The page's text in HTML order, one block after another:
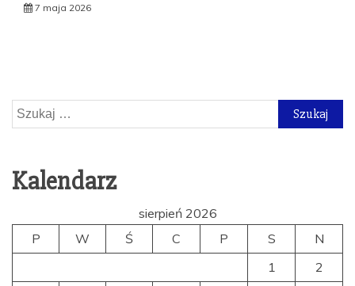
7 maja 2026
Szukaj:
Kalendarz
sierpień 2026
P
W Ś C P S
N
1
2